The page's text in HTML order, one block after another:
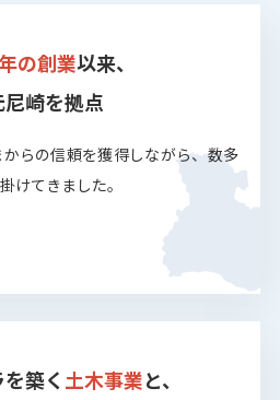
の創業以来、
崎を拠点
らの信頼を獲得しながら、数多
けてきました。
築く 土木事業と、